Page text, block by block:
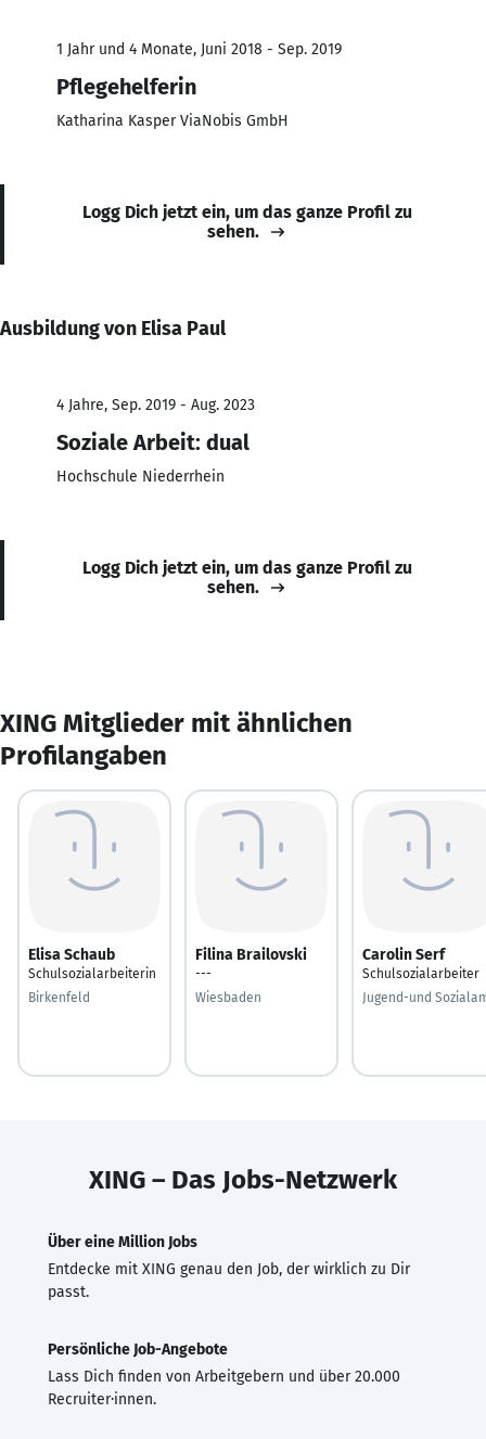
1 Jahr und 4 Monate, Juni 2018 - Sep. 2019
Pflegehelferin
Katharina Kasper ViaNobis GmbH
Logg Dich jetzt ein, um das ganze Profil zu
sehen.
Ausbildung von Elisa Paul
4 Jahre, Sep. 2019 - Aug. 2023
Soziale Arbeit: dual
Hochschule Niederrhein
Logg Dich jetzt ein, um das ganze Profil zu
sehen.
XING Mitglieder mit ähnlichen
Profilangaben
Elisa Schaub
Schulsozialarbeiterin
Birkenfeld
Filina Brailovski
---
Wiesbaden
Carolin Serf
Schulsozialarbeiter
Jugend-und
XING – Das Jobs-Netzwerk
Über eine Million Jobs
Entdecke mit XING genau den Job, der wirklich zu Dir
passt.
Persönliche Job-Angebote
Lass Dich finden von Arbeitgebern und über 20.000
Recruiter·innen.